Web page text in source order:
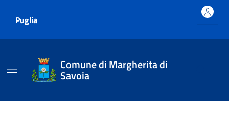
Puglia
Comune di Margherita di
Savoia